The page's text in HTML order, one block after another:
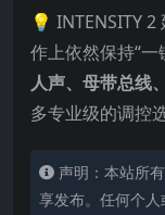
💡 INTENSITY
作上依然保持“
人声、母带总线
多专业级的调控
声明：本站所
享发布。任何个